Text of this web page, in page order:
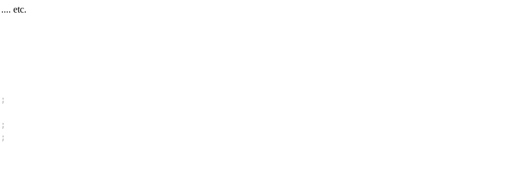
.... etc.
;
;
;